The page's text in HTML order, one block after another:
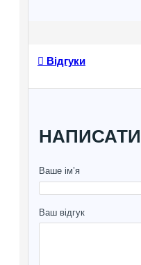
Відгуки
НАПИСАТИ
Ваше ім’я
Ваш відгук